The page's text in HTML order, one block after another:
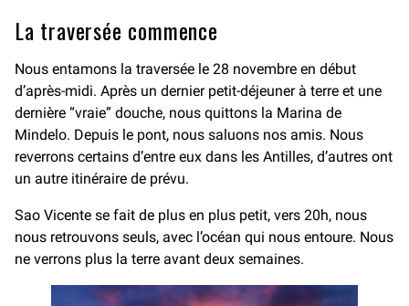
La traversée commence
Nous entamons la traversée le 28 novembre en début
d’après-midi. Après un dernier petit-déjeuner à terre et une
dernière “vraie” douche, nous quittons la Marina de
Mindelo. Depuis le pont, nous saluons nos amis. Nous
reverrons certains d’entre eux dans les Antilles, d’autres ont
un autre itinéraire de prévu.
Sao Vicente se fait de plus en plus petit, vers 20h, nous
nous retrouvons seuls, avec l’océan qui nous entoure. Nous
ne verrons plus la terre avant deux semaines.